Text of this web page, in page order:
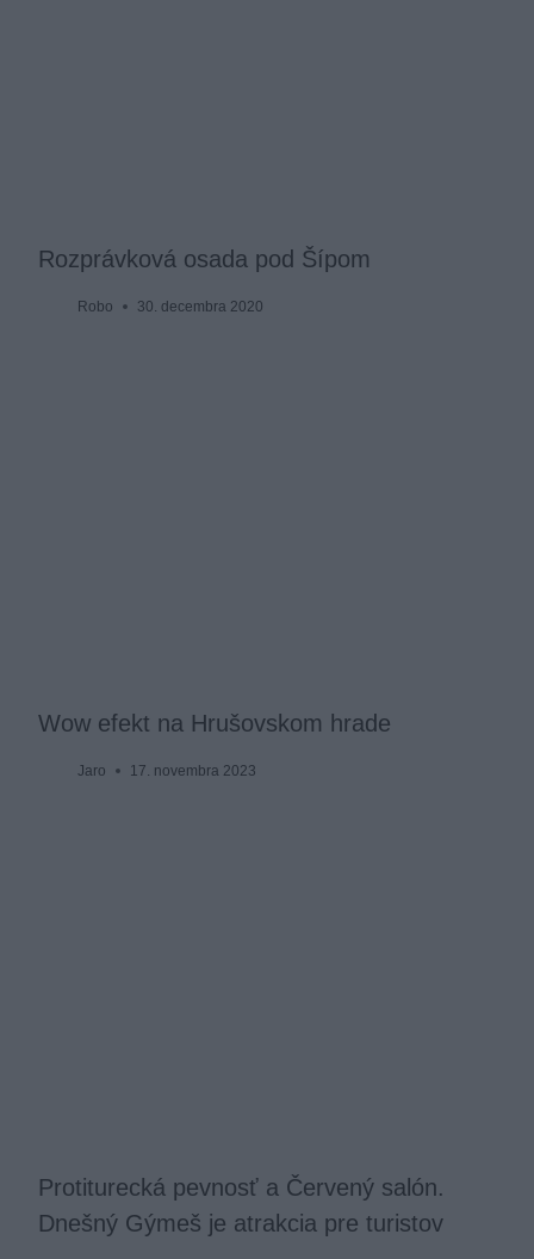
Rozprávková osada pod Šípom
Robo 30. decembra 2020
Wow efekt na Hrušovskom hrade
Jaro 17. novembra 2023
Protiturecká pevnosť a Červený salón.
Dnešný Gýmeš je atrakcia pre turistov